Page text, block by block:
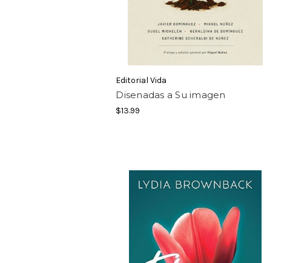
Editorial Vida
Disenadas a Su imagen
$13.99